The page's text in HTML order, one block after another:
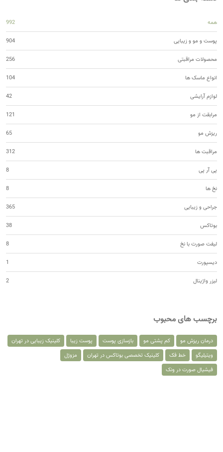
همه 992
پوست و مو و زیبایی 904
محصولات مراقبتی 256
انواع ماسک ها 104
لوازم آرایشی 42
مرابقت از مو 121
ریزش مو 65
مراقبت ها 312
پی آر پی 8
نخ ها 8
جراحی و زیبایی 365
بوتاکس 38
لیفت صورت با نخ 8
دیسپورت 1
لیزر واژینال 2
برچسب های محبوب
درمان ریزش مو کم پشتی مو بازسازی پوست پوست زیبا
کلینیک زیبایی در تهران
ویتیلیگو
خط فک کلینیک تخصصی بوتاکس در تهران
مزوژل
فیشیال صورت در ونک